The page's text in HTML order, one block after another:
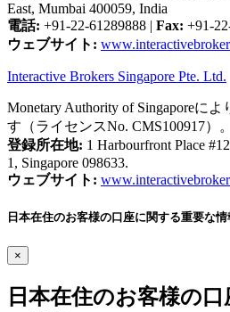
East, Mumbai 400059, India
電話: +91-22-61289888 | Fax: +91-
ウェブサイト:
Interactive Brokers Singapore Pte. Ltd.
Monetary Authority of Singaporeに
す（ライセンスNo. CMS100917）。
登録所在地: 1 Harbourfront Place
1, Singapore 098633.
ウェブサイト:
日本在住のお客様の口座に関する重要な情
×
日本在住のお客様の